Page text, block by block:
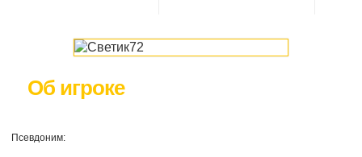
Об игроке
Псевдоним: